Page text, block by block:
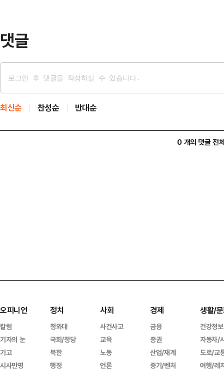
댓글
최신순 찬성순 반대순
0 개의 댓글 전
오피니언
칼럼
기자의 눈
기고
시사만평
정치
청와대
국회/정당
북한
행정
사회
사건사고
교육
노동
언론
경제
금융
증권
산업/재계
중기/벤처
생활/
건강정보
자동차/
도로/교
여행/레